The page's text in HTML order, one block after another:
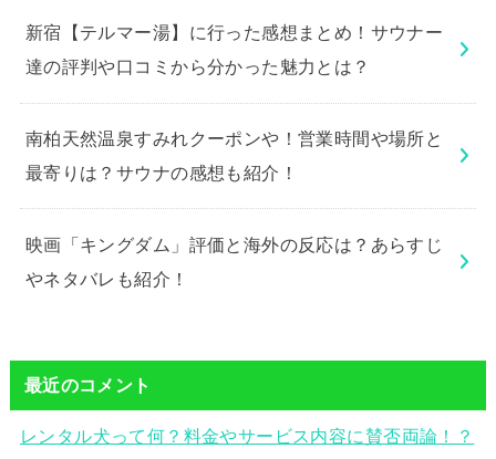
新宿【テルマー湯】に行った感想まとめ！サウナー
達の評判や口コミから分かった魅力とは？
南柏天然温泉すみれクーポンや！営業時間や場所と
最寄りは？サウナの感想も紹介！
映画「キングダム」評価と海外の反応は？あらすじ
やネタバレも紹介！
最近のコメント
レンタル犬って何？料金やサービス内容に賛否両論！？